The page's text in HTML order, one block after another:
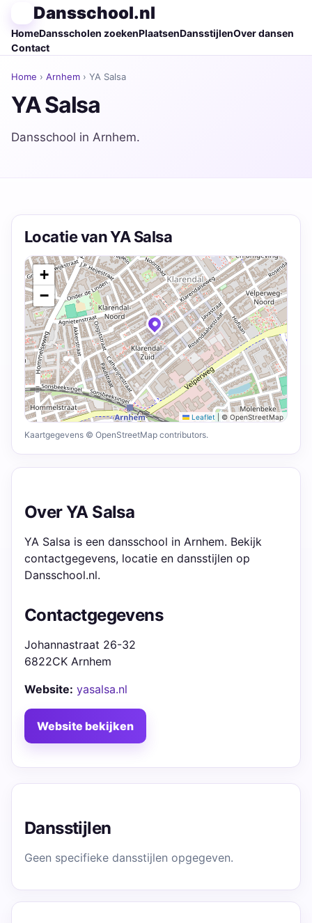
Dansschool.nl
HomeDansscholen zoekenPlaatsenDansstijlenOver dansen
Contact
Home › Arnhem › YA Salsa
YA Salsa
Dansschool in Arnhem.
Locatie van YA Salsa
+
−
Leaflet © OpenStreetMap
Kaartgegevens © OpenStreetMap contributors.
Over YA Salsa
YA Salsa is een dansschool in Arnhem. Bekijk
contactgegevens, locatie en dansstijlen op
Dansschool.nl.
Contactgegevens
Johannastraat 26-32
6822CK Arnhem
Website: yasalsa.nl
Website bekijken
Dansstijlen
Geen specifieke dansstijlen opgegeven.